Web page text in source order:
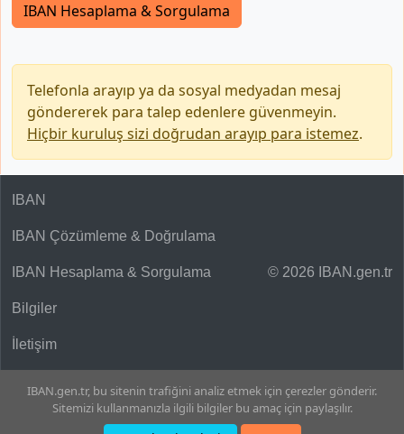
IBAN Hesaplama & Sorgulama
Telefonla arayıp ya da sosyal medyadan mesaj
göndererek para talep edenlere güvenmeyin.
Hiçbir kuruluş sizi doğrudan arayıp para istemez.
© 2026 IBAN.gen.tr
IBAN
IBAN Çözümleme & Doğrulama
IBAN Hesaplama & Sorgulama
Bilgiler
İletişim
IBAN.gen.tr, bu sitenin trafiğini analiz etmek için çerezler gönderir.
Sitemizi kullanmanızla ilgili bilgiler bu amaç için paylaşılır.